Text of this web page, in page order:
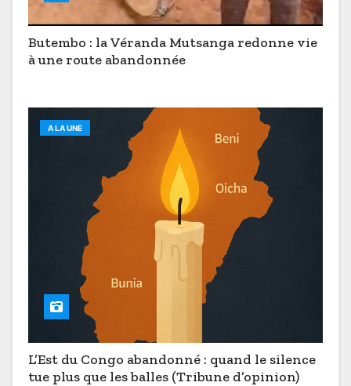
Butembo : la Véranda Mutsanga redonne vie
à une route abandonnée
A LA UNE
L’Est du Congo abandonné : quand le silence
tue plus que les balles (Tribune d’opinion)